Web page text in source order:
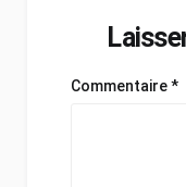
Commentaire*